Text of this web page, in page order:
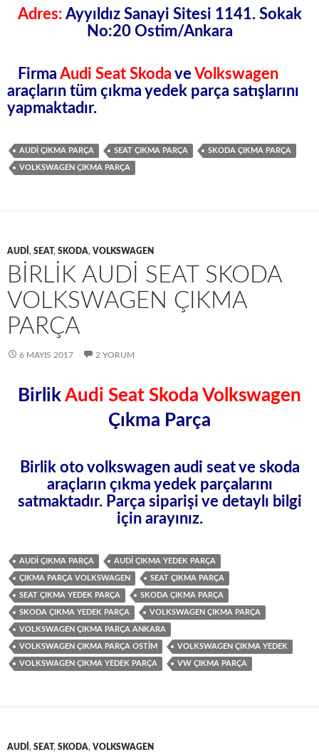
Adres: Ayyıldız Sanayi Sitesi 1141. Sokak
No:20 Ostim/Ankara
Firma Audi Seat Skoda ve Volkswagen
araçların tüm çıkma yedek parça satışlarını
yapmaktadır.
AUDI ÇIKMA PARÇA SEAT ÇIKMA PARÇA SKODA ÇIKMA PARÇA
VOLKSWAGEN ÇIKMA PARÇA
AUDI , SEAT, SKODA, VOLKSWAGEN
BIRLIK AUDI SEAT SKODA
VOLKSWAGEN ÇIKMA
PARÇA
6 MAYIS 2017 2 YORUM
BirlikAudi Seat Skoda Volkswagen
Çıkma Parça
Birlik oto volkswagen audi seat ve skoda
araçların çıkma yedek parçalarını
satmaktadır. Parça siparişi ve detaylı bilgi
için arayınız.
AUDI ÇIKMA PARÇA AUDI ÇIKMA YEDEK PARÇA
ÇIKMA PARÇA VOLKSWAGEN SEAT ÇIKMA PARÇA
SEAT ÇIKMA YEDEK PARÇA SKODA ÇIKMA PARÇA
SKODA ÇIKMA YEDEK PARÇA VOLKSWAGEN ÇIKMA PARÇA
VOLKSWAGEN ÇIKMA PARÇA ANKARA
VOLKSWAGEN ÇIKMA PARÇA OSTIM VOLKSWAGEN ÇIKMA YEDEK
VOLKSWAGEN ÇIKMA YEDEK PARÇA VW ÇIKMA PARÇA
AUDI , SEAT, SKODA, VOLKSWAGEN